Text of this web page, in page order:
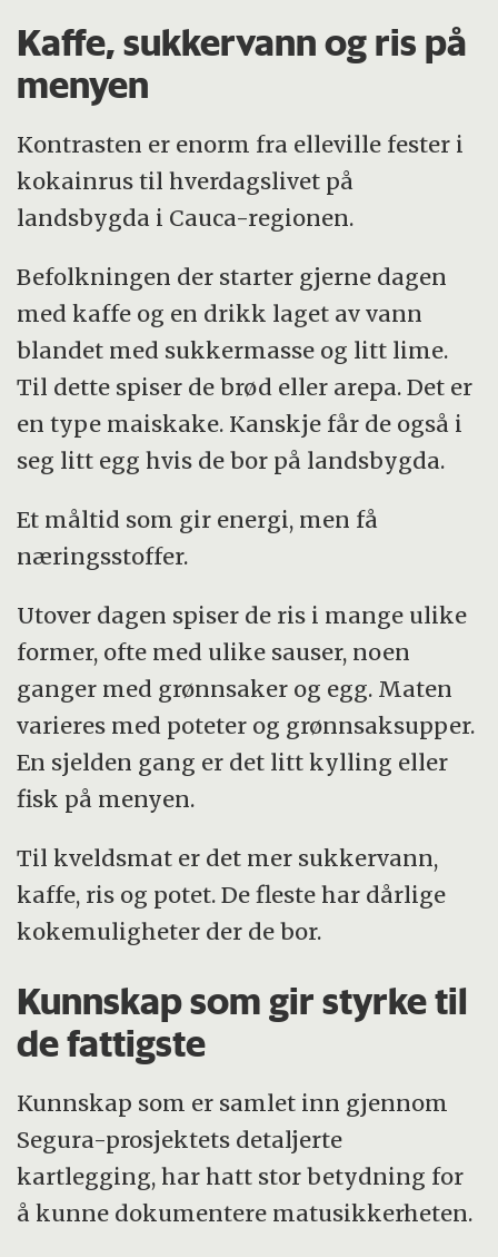
Kaffe, sukkervann og ris på
menyen
Kontrasten er enorm fra elleville fester i
kokainrus til hverdagslivet på
landsbygda i Cauca-regionen.
Befolkningen der starter gjerne dagen
med kaffe og en drikk laget av vann
blandet med sukkermasse og litt lime.
Til dette spiser de brød eller arepa. Det er
en type maiskake. Kanskje får de også i
seg litt egg hvis de bor på landsbygda.
Et måltid som gir energi, men få
næringsstoffer.
Utover dagen spiser de ris i mange ulike
former, ofte med ulike sauser, noen
ganger med grønnsaker og egg. Maten
varieres med poteter og grønnsaksupper.
En sjelden gang er det litt kylling eller
fisk på menyen.
Til kveldsmat er det mer sukkervann,
kaffe, ris og potet. De fleste har dårlige
kokemuligheter der de bor.
Kunnskap som gir styrke til
de fattigste
Kunnskap som er samlet inn gjennom
Segura-prosjektets detaljerte
kartlegging, har hatt stor betydning for
å kunne dokumentere matusikkerheten.